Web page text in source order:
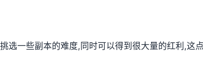
一些副本的难度,同时可以得到很大量的红利,这